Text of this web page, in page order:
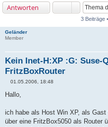
Antworten
3 Beiträge
Geländer
Member
Kein Inet-H:XP :G: Suse-
FritzBoxRouter
e
i
r
a
g
01.05.2006, 18:48
Hallo,
ich habe als Host Win XP, als
über eine FritzBox5050 als Router